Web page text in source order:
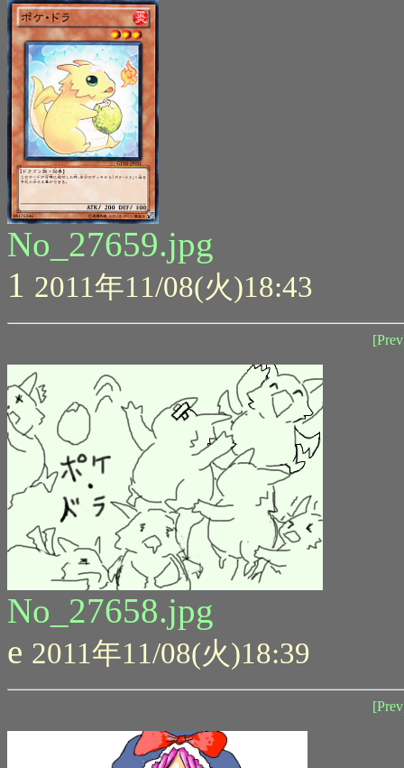
No_27659.jpg
1 2011年11/08(火)18:43
No_27658.jpg
e 2011年11/08(火)18:39